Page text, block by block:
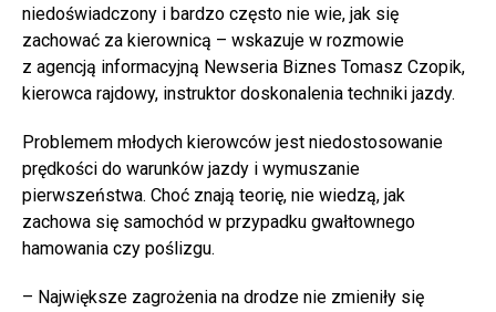
niedoświadczony i bardzo często nie wie, jak się
zachować za kierownicą – wskazuje w rozmowie
z agencją informacyjną Newseria Biznes Tomasz Czopik,
kierowca rajdowy, instruktor doskonalenia techniki jazdy.
Problemem młodych kierowców jest niedostosowanie
prędkości do warunków jazdy i wymuszanie
pierwszeństwa. Choć znają teorię, nie wiedzą, jak
zachowa się samochód w przypadku gwałtownego
hamowania czy poślizgu.
– Największe zagrożenia na drodze nie zmieniły się